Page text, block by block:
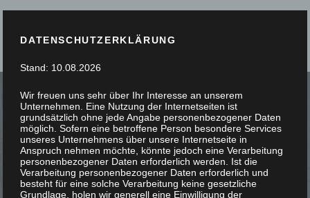
SIE STÖBERN, WIR
SCHREINERN
DATENSCHUTZERKLÄRUNG
Stand: 10.08.2026
Wir freuen uns sehr über Ihr Interesse an unserem
Unternehmen. Eine Nutzung der Internetseiten ist
grundsätzlich ohne jede Angabe personenbezogener Daten
möglich. Sofern eine betroffene Person besondere Services
unseres Unternehmens über unsere Internetseite in
Anspruch nehmen möchte, könnte jedoch eine Verarbeitung
personenbezogener Daten erforderlich werden. Ist die
Verarbeitung personenbezogener Daten erforderlich und
besteht für eine solche Verarbeitung keine gesetzliche
Grundlage, holen wir generell eine Einwilligung der